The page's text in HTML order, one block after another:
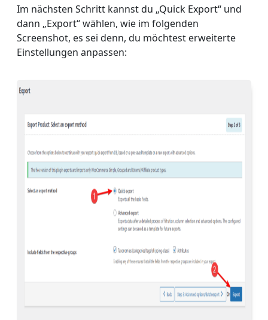
Im nächsten Schritt kannst du „Quick Export“ und
dann „Export“ wählen, wie im folgenden
Screenshot, es sei denn, du möchtest erweiterte
Einstellungen anpassen: